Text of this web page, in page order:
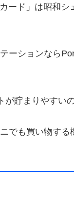
ード」は昭和
ーションなら
が貯まりやすい
でも買い物する